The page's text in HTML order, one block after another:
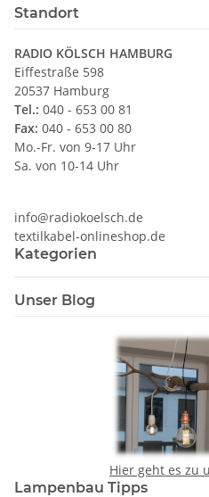
Standort
RADIO KÖLSCH HAMBURG
Eiffestraße 598
20537 Hamburg
Tel.: 040 - 653 00 81
Fax: 040 - 653 00 80
Mo.-Fr. von 9-17 Uhr
Sa. von 10-14 Uhr
info@radiokoelsch.de
textilkabel-onlineshop.de
Kategorien
Unser Blog
Hier geht es zu
Lampenbau Tipps